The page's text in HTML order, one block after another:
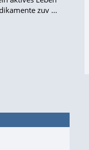
zuv ...